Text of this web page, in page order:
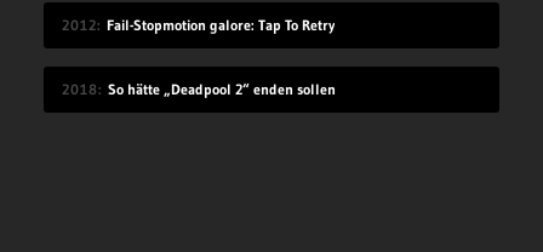
2012 Fail-Stopmotion galore: Tap To Retry
2018 So hätte „Deadpool 2“ enden sollen